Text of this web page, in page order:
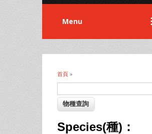
Menu
您在這裡
首頁 »
Species(種)：